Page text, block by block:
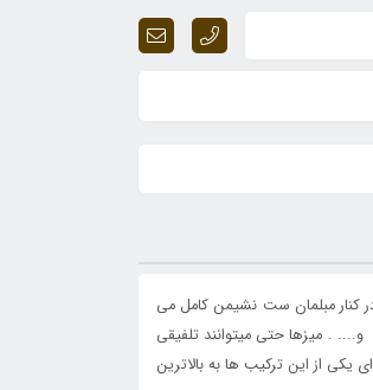
کنار مبلمان ست نشیمن کامل می
. میزها حتی میتوانند تلفیقی
یکی از این ترکیب ها به بالاترین